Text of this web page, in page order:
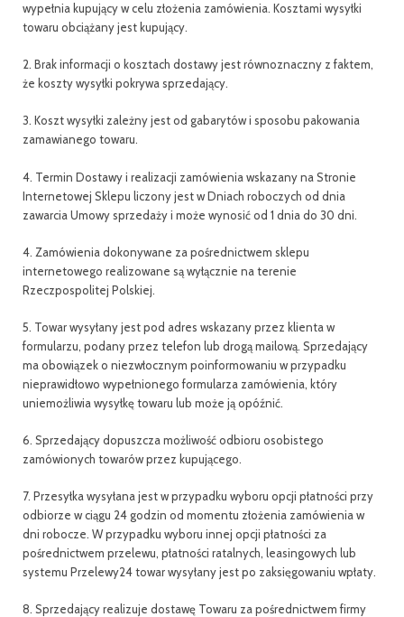
wypełnia kupujący w celu złożenia zamówienia. Kosztami wysyłki
towaru obciążany jest kupujący.
2. Brak informacji o kosztach dostawy jest równoznaczny z faktem,
że koszty wysyłki pokrywa sprzedający.
3. Koszt wysyłki zależny jest od gabarytów i sposobu pakowania
zamawianego towaru.
4. Termin Dostawy i realizacji zamówienia wskazany na Stronie
Internetowej Sklepu liczony jest w Dniach roboczych od dnia
zawarcia Umowy sprzedaży i może wynosić od 1 dnia do 30 dni.
4. Zamówienia dokonywane za pośrednictwem sklepu
internetowego realizowane są wyłącznie na terenie
Rzeczpospolitej Polskiej.
5. Towar wysyłany jest pod adres wskazany przez klienta w
formularzu, podany przez telefon lub drogą mailową. Sprzedający
ma obowiązek o niezwłocznym poinformowaniu w przypadku
nieprawidłowo wypełnionego formularza zamówienia, który
uniemożliwia wysyłkę towaru lub może ją opóźnić.
6. Sprzedający dopuszcza możliwość odbioru osobistego
zamówionych towarów przez kupującego.
7. Przesyłka wysyłana jest w przypadku wyboru opcji płatności przy
odbiorze w ciągu 24 godzin od momentu złożenia zamówienia w
dni robocze. W przypadku wyboru innej opcji płatności za
pośrednictwem przelewu, płatności ratalnych, leasingowych lub
systemu Przelewy24 towar wysyłany jest po zaksięgowaniu wpłaty.
8. Sprzedający realizuje dostawę Towaru za pośrednictwem firmy